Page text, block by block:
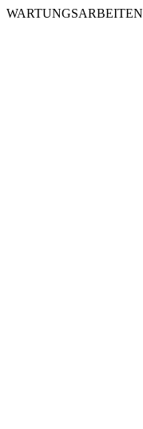
WARTUNGSARBEITEN